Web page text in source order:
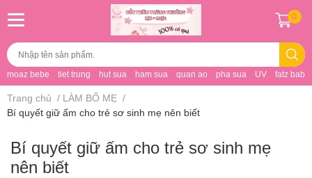
moaz bebe tiet trung hut sua ham sua quan ao pha sua UV fatz baby
0
Trang chủ / LÀM BỐ MẸ /
Bí quyết giữ ấm cho trẻ sơ sinh mẹ nên biết
Bí quyết giữ ấm cho trẻ sơ sinh mẹ
nên biết